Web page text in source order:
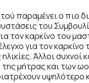
παραμένει ο πιο
του
τον καρκίνο του
για τον
Άλλοι συχνοί
μήτρας και των